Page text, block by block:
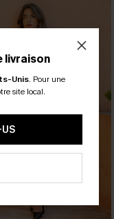
livraison
Unis. Pour une
site local.